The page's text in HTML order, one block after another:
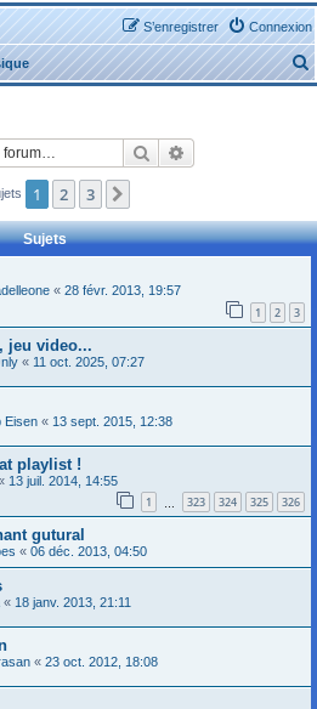
Connexion
S’enregistrer
e
c
Rechercher
1 2 3
Sujets
« 28 févr. 2013, 19:57
1 2 3
jeu video...
« 11 oct. 2025, 07:27
Eisen « 13 sept. 2015, 12:38
playlist !
13 juil. 2014, 14:55
1 323 324 325 326
gutural
« 06 déc. 2013, 04:50
« 18 janv. 2013, 21:11
« 23 oct. 2012, 18:08